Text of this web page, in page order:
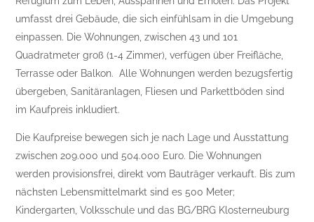
umfasst drei Gebäude, die sich einfühlsam in die Umgebung
einpassen. Die Wohnungen, zwischen 43 und 101
Quadratmeter groß (1-4 Zimmer), verfügen über Freifläche,
Terrasse oder Balkon. Alle Wohnungen werden bezugsfertig
übergeben, Sanitäranlagen, Fliesen und Parkettböden sind
im Kaufpreis inkludiert.
Die Kaufpreise bewegen sich je nach Lage und Ausstattung
zwischen 209.000 und 504.000 Euro. Die Wohnungen
werden provisionsfrei, direkt vom Bauträger verkauft. Bis zum
nächsten Lebensmittelmarkt sind es 500 Meter;
Kindergarten, Volksschule und das BG/BRG Klosterneuburg